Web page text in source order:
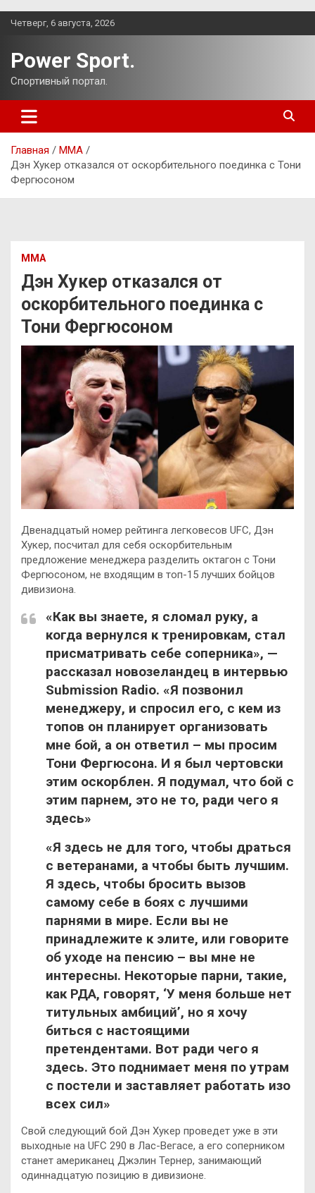
Перейти
Четверг, 6 августа, 2026
Power Sport.
Спортивный портал.
Главная
ММА
Дэн Хукер отказался от оскорбительного поединка с Тони
Фергюсоном
ММА
Дэн Хукер отказался от
оскорбительного поединка с
Тони Фергюсоном
Двенадцатый номер рейтинга легковесов UFC, Дэн
Хукер, посчитал для себя оскорбительным
предложение менеджера разделить октагон с Тони
Фергюсоном, не входящим в топ-15 лучших бойцов
дивизиона.
«Как вы знаете, я сломал руку, а
когда вернулся к тренировкам, стал
присматривать себе соперника», —
рассказал новозеландец в интервью
Submission Radio. «Я позвонил
менеджеру, и спросил его, с кем из
топов он планирует организовать
мне бой, а он ответил – мы просим
Тони Фергюсона. И я был чертовски
этим оскорблен. Я подумал, что бой с
этим парнем, это не то, ради чего я
здесь»
«Я здесь не для того, чтобы драться
с ветеранами, а чтобы быть лучшим.
Я здесь, чтобы бросить вызов
самому себе в боях с лучшими
парнями в мире. Если вы не
принадлежите к элите, или говорите
об уходе на пенсию – вы мне не
интересны. Некоторые парни, такие,
как РДА, говорят, ‘У меня больше нет
титульных амбиций’, но я хочу
биться с настоящими
претендентами. Вот ради чего я
здесь. Это поднимает меня по утрам
с постели и заставляет работать изо
всех сил»
Свой следующий бой Дэн Хукер проведет уже в эти
выходные на UFC 290 в Лас-Вегасе, а его соперником
станет американец Джэлин Тернер, занимающий
одиннадцатую позицию в дивизионе.